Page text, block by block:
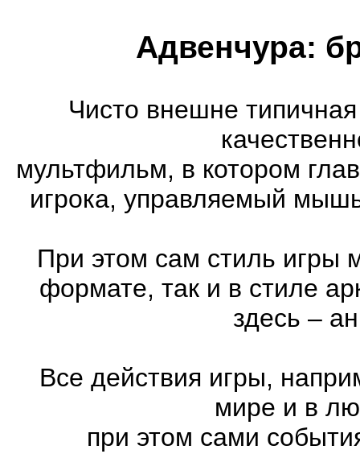
Адвенчура:
Чисто внешне
мультфильм, в котором
игрока, управляемый
При этом сам стиль игры
формате, так и в стиле
здесь –
Все действия игры,
мире и в
при этом сами